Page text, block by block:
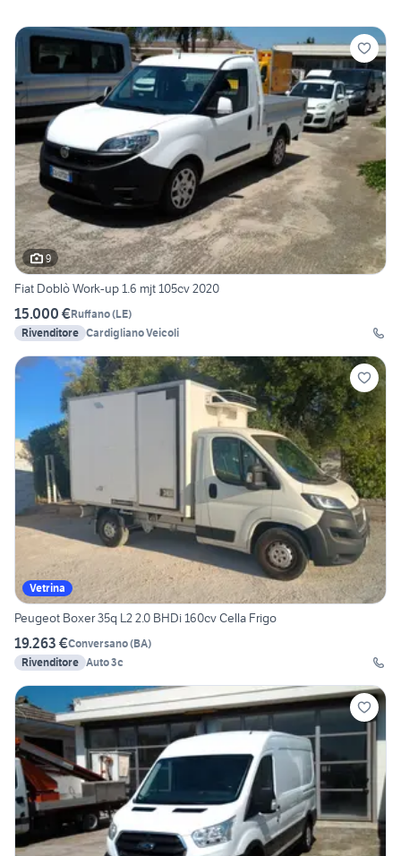
9
Fiat Doblò Work-up 1.6 mjt 105cv 2020
15.000 €Ruffano(LE)
Rivenditore Cardigliano Veicoli
Vetrina
Peugeot Boxer 35q L2 2.0 BHDi 160cv Cella Frigo
19.263 €Conversano(BA)
Rivenditore Auto 3c